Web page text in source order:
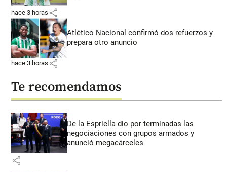
hace 3 horas share
Atlético Nacional confirmó dos refuerzos y
prepara otro anuncio
hace 3 horas share
Te recomendamos
De la Espriella dio por terminadas las
negociaciones con grupos armados y
anunció megacárceles
share